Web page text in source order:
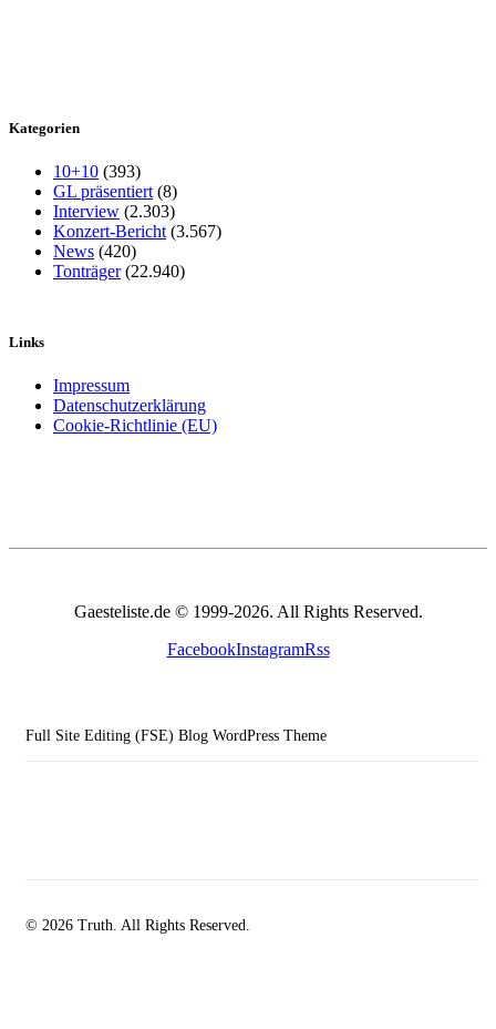
Kategorien
10+10 (393)
GL präsentiert (8)
Interview (2.303)
Konzert-Bericht (3.567)
News (420)
Tonträger(22.940)
Links
Impressum
Datenschutzerklärung
Cookie-Richtlinie (EU)
Gaesteliste.de © 1999-2026. All Rights Reserved.
FacebookInstagramRss
Full Site Editing (FSE) Blog WordPress Theme
© 2026 Truth. All Rights Reserved.